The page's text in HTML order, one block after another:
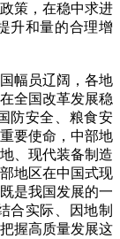
策，在稳中求进
升和量的合理增
幅员辽阔，各地
全国改革发展稳
防安全、粮食安
要使命，中部地
、现代装备制造
地区在中国式现
是我国发展的一
合实际、因地制
握高质量发展这